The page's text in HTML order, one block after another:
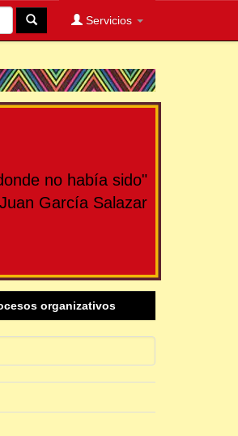
Servicios
no había sido"
García Salazar
organizativos